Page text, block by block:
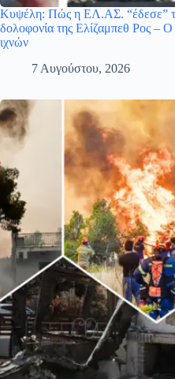
Κυψέλη: Πώς η ΕΛ.ΑΣ. “έδεσε”
δολοφονία της Ελίζαμπεθ Ρος –
ιχνών
7 Αυγούστου, 2026